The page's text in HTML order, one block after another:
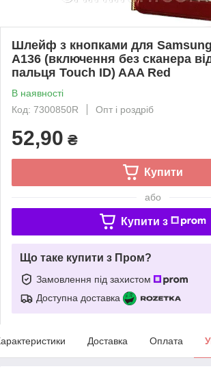
Шлейф з кнопками для
A136 (включення без сканера
пальця Touch ID) AAA Red
В наявності
Код: 7300850R
Опт і роздріб
52,90 ₴
Купити
або
Купити з
Що таке купити з Пром?
Замовлення під захистом
Доступна доставка
Доставка Оплата